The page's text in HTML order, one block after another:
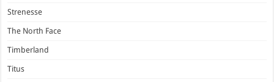
Strenesse
The North Face
Timberland
Titus